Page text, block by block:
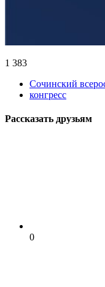
1 383
Сочинский
конгресс
Рассказать друзьям
0